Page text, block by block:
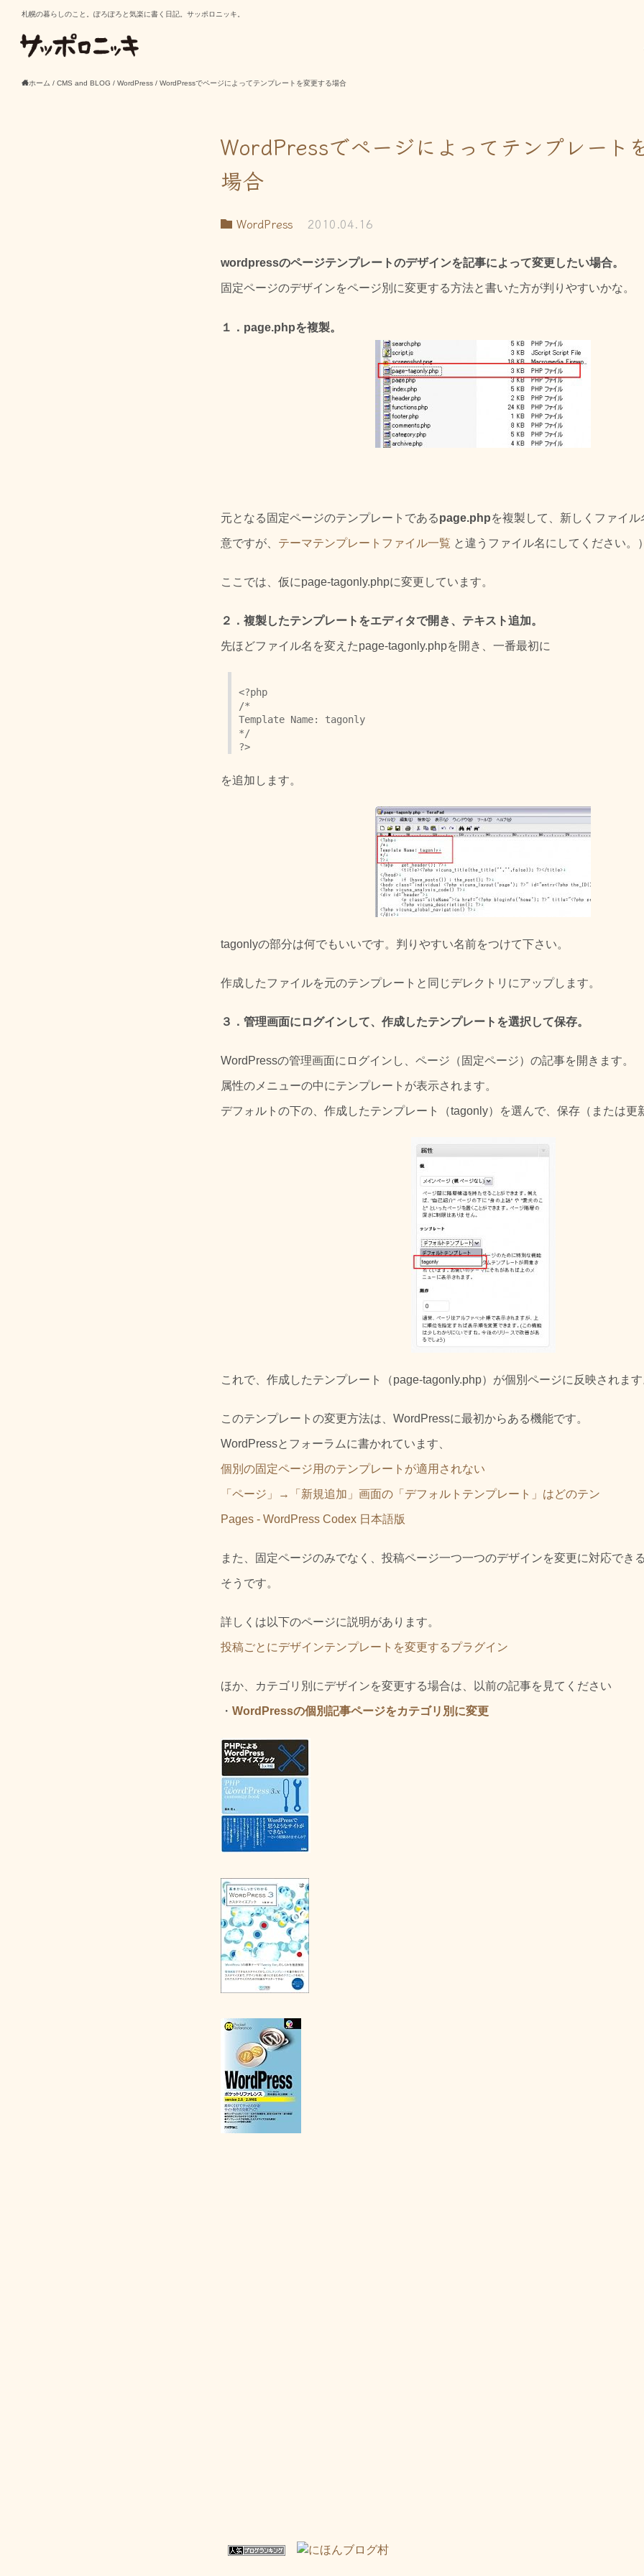
札幌の暮らしのこと。ぽろぽろと気楽に書く日記。サッポロニッキ。
ホーム / CMS and BLOG / WordPress / WordPressでページによってテンプレートを変更する場合
WordPressでページによってテンプレート
場合
WordPress 2010.04.16
wordpressのページテンプレートのデザインを記事によって変更したい場合。
固定ページのデザインをページ別に変更する方法と書いた方が判りやすいかな。
１．page.phpを複製。
元となる固定ページのテンプレートであるpage.phpを複製して、新しくファイ
意ですが、 テーマテンプレートファイル一覧 と違うファイル名にしてください。）
ここでは、仮にpage-tagonly.phpに変更しています。
２．複製したテンプレートをエディタで開き、テキスト追加。
先ほどファイル名を変えたpage-tagonly.phpを開き、一番最初に
<?php
/*
Template Name: tagonly
*/
を追加します。
tagonlyの部分は何でもいいです。判りやすい名前をつけて下さい。
作成したファイルを元のテンプレートと同じデレクトリにアップします。
３．管理画面にログインして、作成したテンプレートを選択して保存。
WordPressの管理画面にログインし、ページ（固定ページ）の記事を開きます。
属性のメニューの中にテンプレートが表示されます。
デフォルトの下の、作成したテンプレート（tagonly）を選んで、保存（または更
これで、作成したテンプレート（page-tagonly.php）が個別ページに反映されます
このテンプレートの変更方法は、WordPressに最初からある機能です。
WordPressとフォーラムに書かれています、
個別の固定ページ用のテンプレートが適用されない
「ページ」→「新規追加」画面の「デフォルトテンプレート」はどのテン
Pages - WordPress Codex 日本語版
また、固定ページのみでなく、投稿ページ一つ一つのデザインを変更に対応でき
そうです。
詳しくは以下のページに説明があります。
投稿ごとにデザインテンプレートを変更するプラグイン
ほか、カテゴリ別にデザインを変更する場合は、以前の記事を見てください
・ WordPressの個別記事ページをカテゴリ別に変更